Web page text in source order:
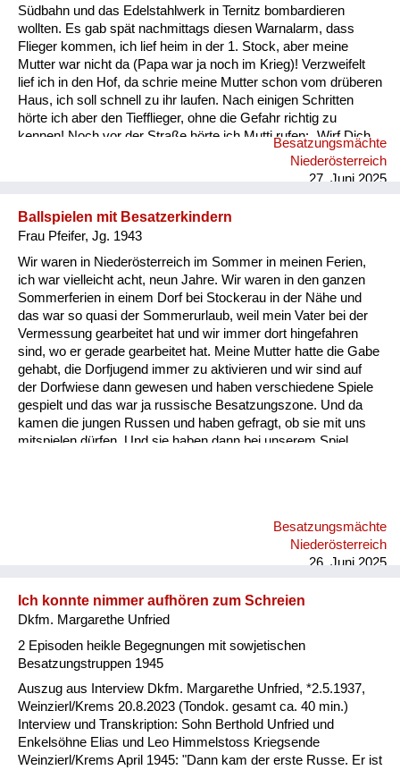
Südbahn und das Edelstahlwerk in Ternitz bombardieren
wollten. Es gab spät nachmittags diesen Warnalarm, dass
Flieger kommen, ich lief heim in der 1. Stock, aber meine
Mutter war nicht da (Papa war ja noch im Krieg)! Verzweifelt
lief ich in den Hof, da schrie meine Mutter schon vom drüberen
Haus, ich soll schnell zu ihr laufen. Nach einigen Schritten
hörte ich aber den Tiefflieger, ohne die Gefahr richtig zu
kennen! Noch vor der Straße hörte ich Mutti rufen: „Wirf Dich
in die Stauden“ und tat es. Ich sah hinauf, im offenen Flugzeug
saßen 2 Soldaten mit Sturmhauben und einer mit Gewehr im
Besatzungsmächte
Niederösterreich
27. Juni 2025
Ballspielen mit Besatzerkindern
Frau Pfeifer, Jg. 1943
Wir waren in Niederösterreich im Sommer in meinen Ferien,
ich war vielleicht acht, neun Jahre. Wir waren in den ganzen
Sommerferien in einem Dorf bei Stockerau in der Nähe und
das war so quasi der Sommerurlaub, weil mein Vater bei der
Vermessung gearbeitet hat und wir immer dort hingefahren
sind, wo er gerade gearbeitet hat. Meine Mutter hatte die Gabe
gehabt, die Dorfjugend immer zu aktivieren und wir sind auf
der Dorfwiese dann gewesen und haben verschiedene Spiele
gespielt und das war ja russische Besatzungszone. Und da
kamen die jungen Russen und haben gefragt, ob sie mit uns
mitspielen dürfen. Und sie haben dann bei unserem Spiel
Freunde von ihr erlebt haben. Ich selbst habe das nie erlebt.
Besatzungsmächte
Niederösterreich
26. Juni 2025
Ich konnte nimmer aufhören zum Schreien
Dkfm. Margarethe Unfried
2 Episoden heikle Begegnungen mit sowjetischen
Besatzungstruppen 1945
Auszug aus Interview Dkfm. Margarethe Unfried, *2.5.1937,
Weinzierl/Krems 20.8.2023 (Tondok. gesamt ca. 40 min.)
Interview und Transkription: Sohn Berthold Unfried und
Enkelsöhne Elias und Leo Himmelstoss Kriegsende
Weinzierl/Krems April 1945: "Dann kam der erste Russe. Er ist